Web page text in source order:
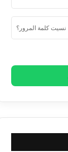
نسيت كلمة المرور؟